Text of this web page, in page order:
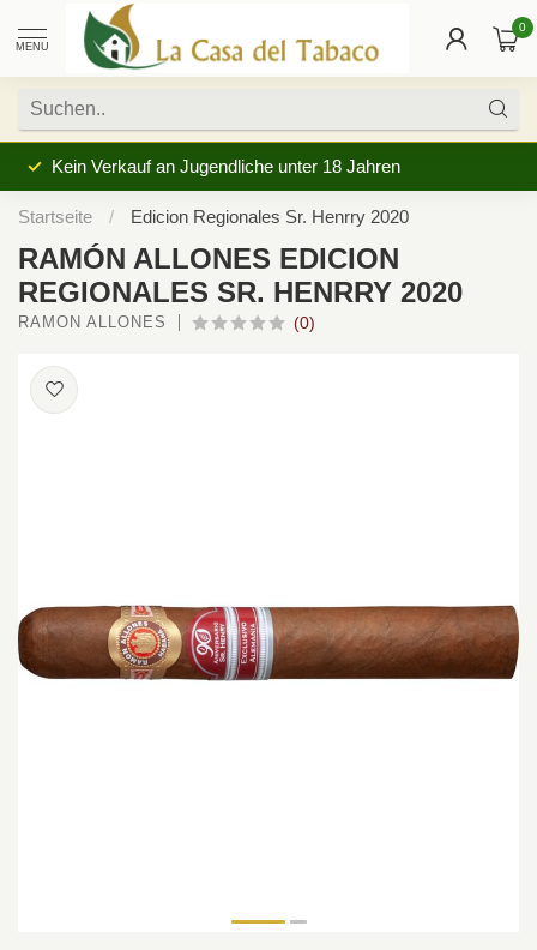
MENU
0
Kein Verkauf an Jugendliche unter 18 Jahren
Startseite / Edicion Regionales Sr. Henrry 2020
RAMÓN ALLONES EDICION
REGIONALES SR. HENRRY 2020
RAMÓN ALLONES (0)